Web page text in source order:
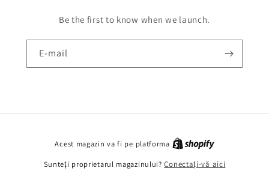
Be the first to know when we launch.
E-mail
Acest magazin va fi pe platforma
Sunteți proprietarul magazinului?Conectați-vă aici